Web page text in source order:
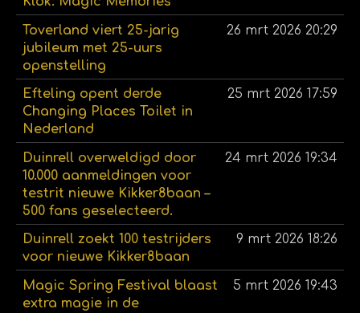
Toverland viert 25-jarig
jubileum met 25-uurs
openstelling
26 mrt 2026 20:29
Efteling opent derde
Changing Places Toilet in
Nederland
25 mrt 2026 17:59
Duinrell overweldigd door
10.000 aanmeldingen voor
testrit nieuwe Kikker8baan –
500 fans geselecteerd.
24 mrt 2026 19:34
Duinrell zoekt 100 testrijders
voor nieuwe Kikker8baan
9 mrt 2026 18:26
Magic Spring Festival blaast
extra magie in de
5 mrt 2026 19:43